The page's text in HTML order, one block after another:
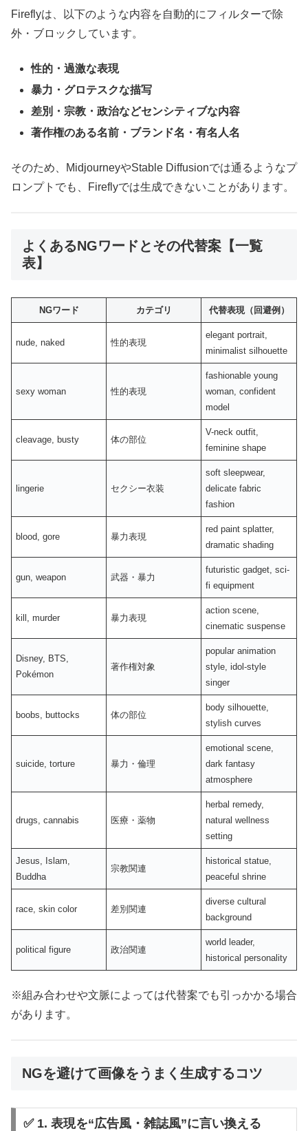
Fireflyは、以下のような内容を自動的にフィルターで除
外・ブロックしています。
性的・過激な表現
暴力・グロテスクな描写
差別・宗教・政治などセンシティブな内容
著作権のある名前・ブランド名・有名人名
そのため、MidjourneyやStable Diffusionでは通るようなプ
ロンプトでも、Fireflyでは生成できないことがあります。
よくあるNGワードとその代替案【一覧
表】
NGワード カテゴリ 代替表現（回避例）
nude, naked 性的表現
elegant portrait,
minimalist silhouette
sexy woman 性的表現
fashionable young
woman, confident
model
cleavage, busty 体の部位
V-neck outfit,
feminine shape
lingerie セクシー衣装
soft sleepwear,
delicate fabric
fashion
blood, gore 暴力表現
red paint splatter,
dramatic shading
gun, weapon 武器・暴力
futuristic gadget, sci-
fi equipment
kill, murder 暴力表現
action scene,
cinematic suspense
Disney, BTS,
Pokémon
著作権対象
popular animation
style, idol-style
singer
boobs, buttocks 体の部位
body silhouette,
stylish curves
suicide, torture 暴力・倫理
emotional scene,
dark fantasy
atmosphere
drugs, cannabis 医療・薬物
herbal remedy,
natural wellness
setting
Jesus, Islam,
Buddha
宗教関連
historical statue,
peaceful shrine
race, skin color 差別関連
diverse cultural
background
political figure 政治関連
world leader,
historical personality
※組み合わせや文脈によっては代替案でも引っかかる場合
があります。
NGを避けて画像をうまく生成するコツ
✅ 1. 表現を“広告風・雑誌風”に言い換える